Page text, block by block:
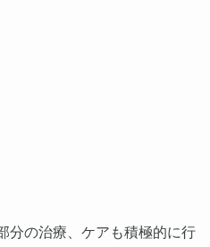
分の治療、ケアも積極的に行